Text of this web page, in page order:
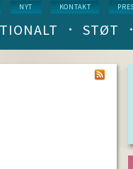
NYT KONTAKT
STØT